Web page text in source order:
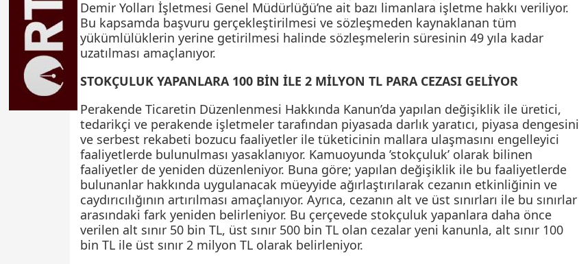
Demir Yolları İşletmesi Genel Müdürlüğü’ne ait bazı limanlara işletme hakkı veriliyor.
Bu kapsamda başvuru gerçekleştirilmesi ve sözleşmeden kaynaklanan tüm
yükümlülüklerin yerine getirilmesi halinde sözleşmelerin süresinin 49 yıla kadar
uzatılması amaçlanıyor.
STOKÇULUK YAPANLARA 100 BİN İLE 2 MİLYON TL PARA CEZASI GELİYOR
Perakende Ticaretin Düzenlenmesi Hakkında Kanun’da yapılan değişiklik ile üretici,
tedarikçi ve perakende işletmeler tarafından piyasada darlık yaratıcı, piyasa dengesini
ve serbest rekabeti bozucu faaliyetler ile tüketicinin mallara ulaşmasını engelleyici
faaliyetlerde bulunulması yasaklanıyor. Kamuoyunda ’stokçuluk’ olarak bilinen
faaliyetler de yeniden düzenleniyor. Buna göre; yapılan değişiklik ile bu faaliyetlerde
bulunanlar hakkında uygulanacak müeyyide ağırlaştırılarak cezanın etkinliğinin ve
caydırıcılığının artırılması amaçlanıyor. Ayrıca, cezanın alt ve üst sınırları ile bu sınırlar
arasındaki fark yeniden belirleniyor. Bu çerçevede stokçuluk yapanlara daha önce
verilen alt sınır 50 bin TL, üst sınır 500 bin TL olan cezalar yeni kanunla, alt sınır 100
bin TL ile üst sınır 2 milyon TL olarak belirleniyor.